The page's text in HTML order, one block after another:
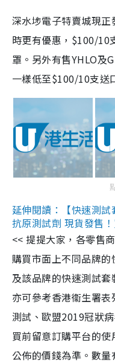
深水埗電子特賣城現
時更有優惠，$100/10
罩。另外有售YHLO及
一樣低至$100/10支送
延伸閱讀：【快速測
抗原測試劑 現貨發售
<< 提提大家，各零售
購買市面上不同品牌
及該品牌的快速測試
亦可參考香港衞生署
測試、歐盟2019冠狀
買前留意訂購平台的
公佈的價錢為準。數